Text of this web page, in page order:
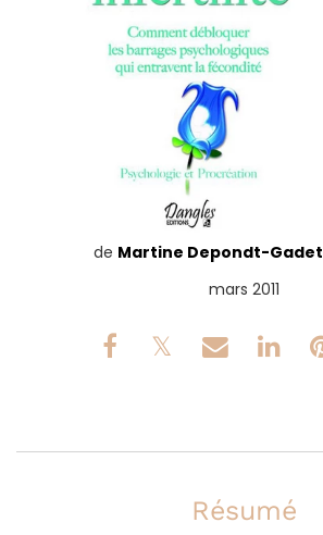
de Martine Depondt-Gadet
mars 2011
Résumé